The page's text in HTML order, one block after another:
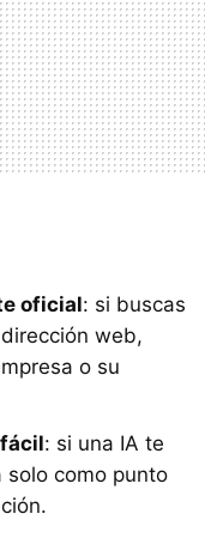
oficial: si buscas
web,
o su
: si una IA te
como punto